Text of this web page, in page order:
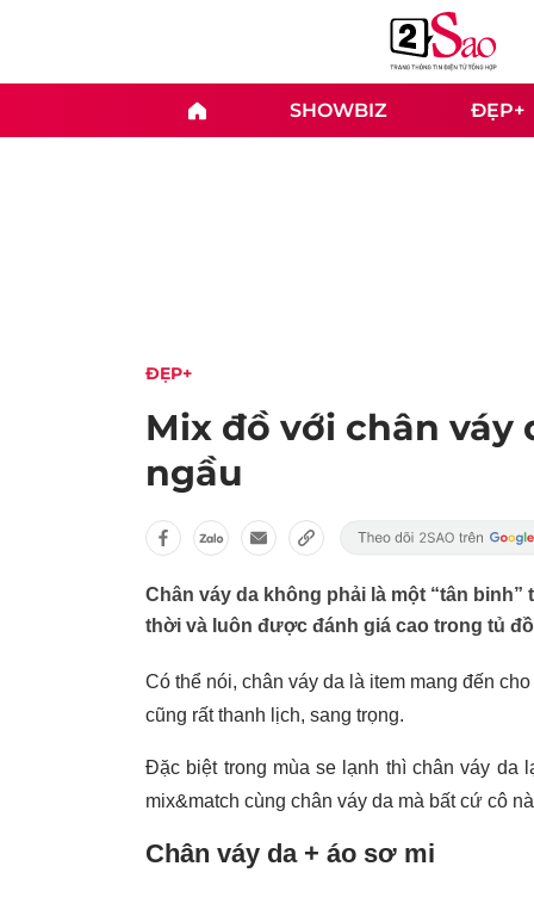
SHOWBIZ ĐẸP+
ĐẸP+
Mix đồ với chân
ngầu
Chân váy da không phải là một “tân
thời và luôn được đánh giá cao trong tủ
Có thể nói, chân váy da là item mang đến
cũng rất thanh lịch, sang trọng.
Đặc biệt trong mùa se lạnh thì chân váy
mix&match cùng chân váy da mà bất cứ cô
Chân váy da + áo sơ mi